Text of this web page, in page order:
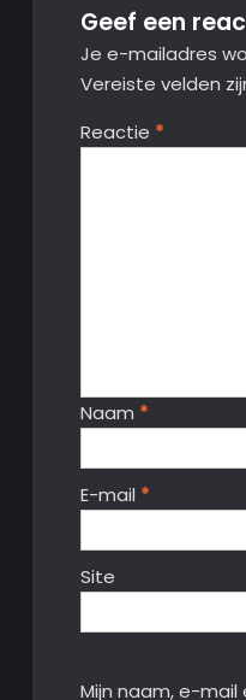
Geef een
Je e-mailadres
Vereiste velden
Reactie *
Naam *
E-mail *
Site
Mijn naam, e-